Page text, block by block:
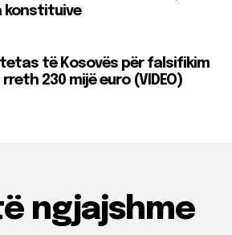
konstituive
të Kosovës për falsifikim
230 mijë euro (VIDEO)
ngjajshme